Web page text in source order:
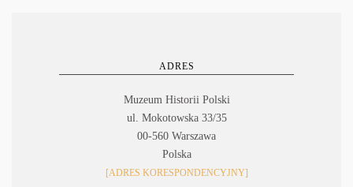
ADRES
Muzeum Historii Polski
ul. Mokotowska 33/35
00-560 Warszawa
Polska
[ADRES KORESPONDENCYJNY]